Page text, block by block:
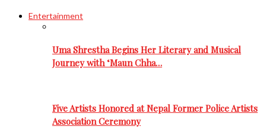
Entertainment
Uma Shrestha Begins Her Literary and Musical
Journey with ‘Maun Chha…
Five Artists Honored at Nepal Former Police Artists
Association Ceremony